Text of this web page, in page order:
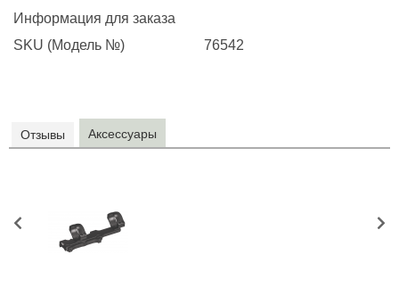
Информация для заказа
SKU (Модель №)
76542
Отзывы Аксессуары